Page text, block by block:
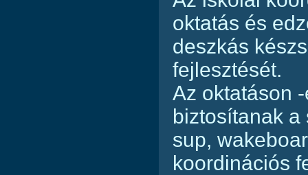
oktatás és
deszkás
fejlesztését.
Az oktatáson
biztosítanak a
sup,
koordinációs